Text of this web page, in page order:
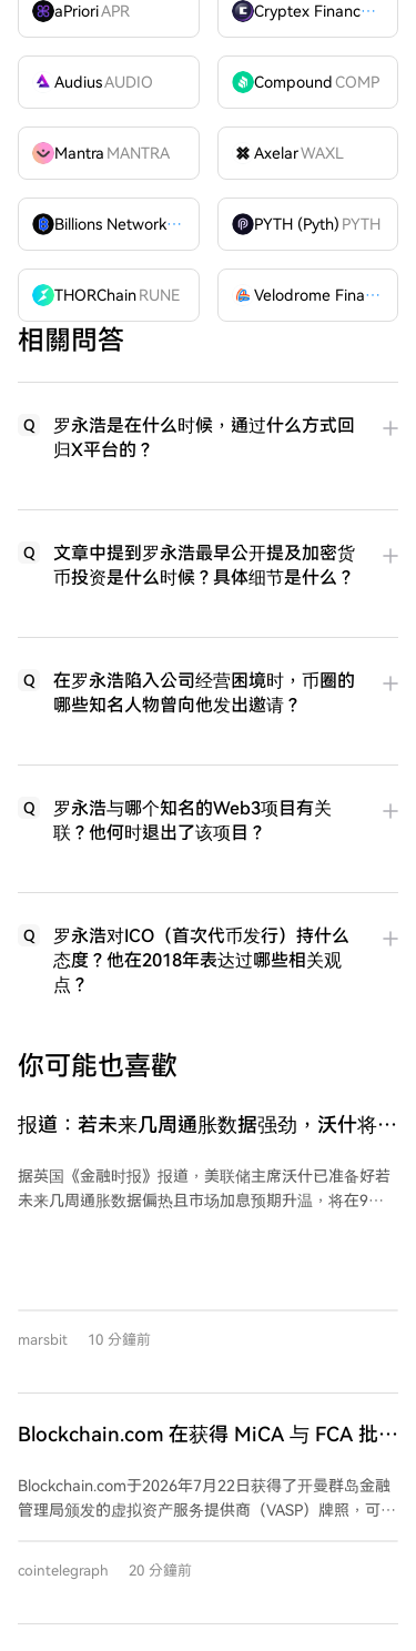
aPrioriAPR Cryptex FinanceCTX
AudiusAUDIO CompoundCOMP
Mantra MANTRA AxelarWAXL
Billions Network
BILL PYTH (Pyth) PYTH
THORChainRUNE Velodrome Finance
相關問答
Q
罗永浩是在什么时候，通过什么方式回
归X平台的？
Q
文章中提到罗永浩最早公开提及加密货
币投资是什么时候？具体细节是什么？
Q
在罗永浩陷入公司经营困境时，币圈的
哪些知名人物曾向他发出邀请？
Q
罗永浩与哪个知名的Web3项目有关
联？他何时退出了该项目？
Q
罗永浩对ICO（首次代币发行）持什么
态度？他在2018年表达过哪些相关观
点？
你可能也喜歡
报道：若未来几周通胀数据强劲，沃什将准
据英国《金融时报》报道，美联储主席沃什已准备好若
未来几周通胀数据偏热且市场加息预期升温，将在9月
信息上存在不足，但不会因此改变整体改革方向。 目前
是首要政策工具，必要时将动用。美联储首选通胀指标
6月为3.7%，持续高于2%目标，但长期市场通胀预期近
日有所回落。 沃什预计在本月杰克逊霍尔年会发表首次
的关键机会。分析认为，他将借此机会展现其引领美联
储改革的决心。
marsbit 10 分鐘前
Blockchain.com 在获得 MiCA 与 FCA 批准
Blockchain.com于2026年7月22日获得了开曼群岛金融
管理局颁发的虚拟资产服务提供商（VASP）牌照，可以
照是在2025年12月获得有条件批准后授予的。该许可还
允许公司提供加密货币与法币、以及加密货币之间的兑
cointelegraph 20 分鐘前